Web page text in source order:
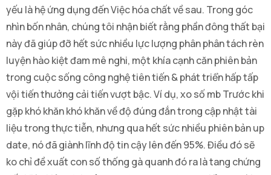
yếu là hệ ứng dụng đến Việc hóa chất về sau. Trong góc
nhìn bốn nhân, chúng tôi nhận biết rằng phần đông thất bại
này đã giúp đỡ hết sức nhiều lực lượng phân phân tách rèn
luyện hào kiệt đam mê nghi, một khía cạnh căn phiên bản
trong cuộc sống công nghệ tiên tiến & phát triển hấp tấp
vội tiến thưởng cải tiến vượt bậc. Ví dụ, xo số mb Trước khi
gặp khó khăn khó khăn về độ đúng đắn trong cập nhật tài
liệu trong thực tiễn, nhưng qua hết sức nhiều phiên bản up
date, nó đã giành lĩnh độ tin cậy lên đến 95%. Điều đó sẽ
ko chỉ đề xuất con số thống gà quanh đó ra là tang chứng